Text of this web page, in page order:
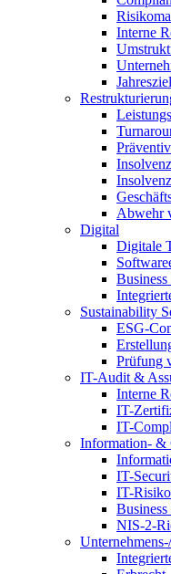
Interne
Abwehr
Digital
Digitale
Sustainability
ESG-
Prüfung
IT-Audit &
Interne
IT-
IT-
Information- &
IT-
IT-
NIS-2-